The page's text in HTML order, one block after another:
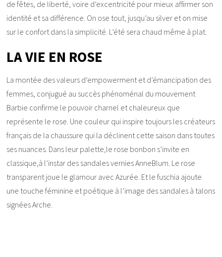
de fêtes, de liberté, voire d’excentricité pour mieux affirmer son
identité et sa différence. On ose tout, jusqu’au silver et on mise
sur le confort dans la simplicité. L’été sera chaud même à plat.
LA VIE EN ROSE
La montée des valeurs d’empowerment et d’émancipation des
femmes, conjugué au succès phénoménal du mouvement
Barbie confirme le pouvoir charnel et chaleureux que
représente le rose. Une couleur qui inspire toujours les créateurs
français de la chaussure qui la déclinent cette saison dans toutes
ses nuances. Dans leur palette,le rose bonbon s’invite en
classique,à l’instar des sandales vernies AnneBlum. Le rose
transparent joue le glamour avec Azurée. Et le fuschia ajoute
une touche féminine et poétique à l’image des sandales à talons
signées Arche.